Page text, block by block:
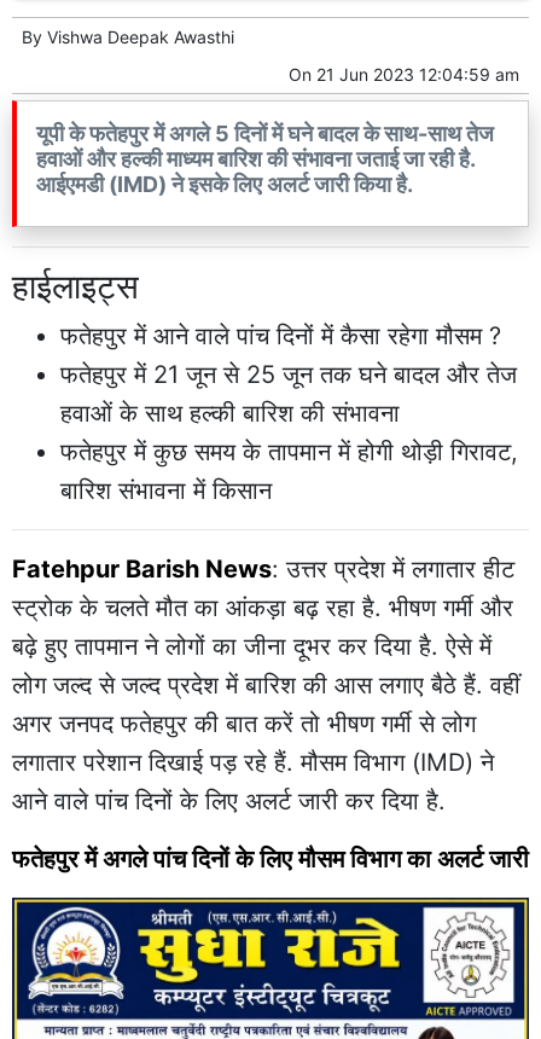
By Vishwa Deepak Awasthi
On 21 Jun 2023 12:04:59 am
यूपी के फतेहपुर में अगले 5 दिनों में घने बादल के साथ-साथ तेज
हवाओं और हल्की माध्यम बारिश की संभावना जताई जा रही है.
आईएमडी (IMD) ने इसके लिए अलर्ट जारी किया है.
हाईलाइट्स
फतेहपुर में आने वाले पांच दिनों में कैसा रहेगा मौसम ?
फतेहपुर में 21 जून से 25 जून तक घने बादल और तेज
हवाओं के साथ हल्की बारिश की संभावना
फतेहपुर में कुछ समय के तापमान में होगी थोड़ी गिरावट,
बारिश संभावना में किसान
Fatehpur Barish News: उत्तर प्रदेश में लगातार हीट
स्ट्रोक के चलते मौत का आंकड़ा बढ़ रहा है. भीषण गर्मी और
बढ़े हुए तापमान ने लोगों का जीना दूभर कर दिया है. ऐसे में
लोग जल्द से जल्द प्रदेश में बारिश की आस लगाए बैठे हैं. वहीं
अगर जनपद फतेहपुर की बात करें तो भीषण गर्मी से लोग
लगातार परेशान दिखाई पड़ रहे हैं. मौसम विभाग (IMD) ने
आने वाले पांच दिनों के लिए अलर्ट जारी कर दिया है.
फतेहपुर में अगले पांच दिनों के लिए मौसम विभाग का अलर्ट जारी